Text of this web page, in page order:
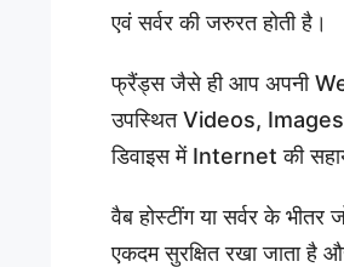
एवं सर्वर की जरुरत होती है।
फ्रैंड्स जैसे ही आप अपनी
उपस्थित Videos,
डिवाइस में Internet की
वैब होस्टींग या सर्वर के
एकदम सुरक्षित रखा जाता है